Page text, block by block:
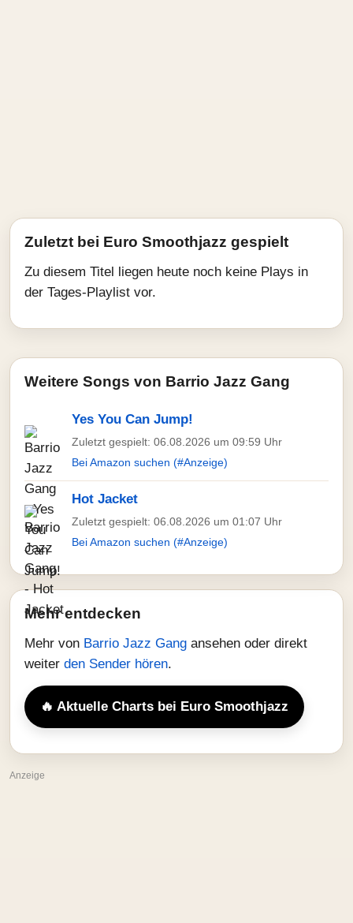
Zuletzt bei Euro Smoothjazz gespielt
Zu diesem Titel liegen heute noch keine Plays in
der Tages-Playlist vor.
Weitere Songs von Barrio Jazz Gang
Yes You Can Jump!
Zuletzt gespielt: 06.08.2026 um 09:59 Uhr
Bei Amazon suchen (#Anzeige)
Hot Jacket
Zuletzt gespielt: 06.08.2026 um 01:07 Uhr
Bei Amazon suchen (#Anzeige)
Mehr entdecken
Mehr von Barrio Jazz Gang ansehen oder direkt
weiter den Sender hören.
🔥 Aktuelle Charts bei Euro Smoothjazz
Anzeige